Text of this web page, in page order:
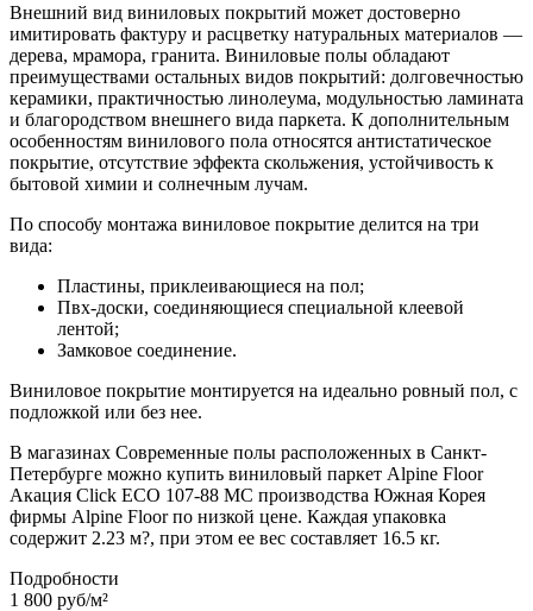
Внешний вид виниловых покрытий может достоверно
имитировать фактуру и расцветку натуральных материалов —
дерева, мрамора, гранита. Виниловые полы обладают
преимуществами остальных видов покрытий: долговечностью
керамики, практичностью линолеума, модульностью ламината
и благородством внешнего вида паркета. К дополнительным
особенностям винилового пола относятся антистатическое
покрытие, отсутствие эффекта скольжения, устойчивость к
бытовой химии и солнечным лучам.
По способу монтажа виниловое покрытие делится на три
вида:
Пластины, приклеивающиеся на пол;
Пвх-доски, соединяющиеся специальной клеевой
лентой;
Замковое соединение.
Виниловое покрытие монтируется на идеально ровный пол, с
подложкой или без нее.
В магазинах Современные полы расположенных в Санкт-
Петербурге можно купить виниловый паркет Alpine Floor
Акация Click ECO 107-88 MC производства Южная Корея
фирмы Alpine Floor по низкой цене. Каждая упаковка
содержит 2.23 м?, при этом ее вес составляет 16.5 кг.
Подробности
1 800 руб/м²